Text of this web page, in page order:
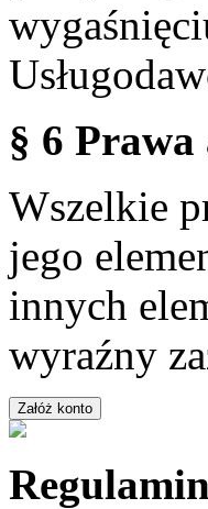
§ 6
Wszelkie
jego
innych
wyraźny